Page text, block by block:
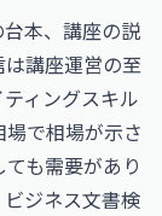
本、講座の説
講座運営の至
ィングスキル
場で相場が示さ
も需要があり
ビジネス文書検